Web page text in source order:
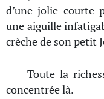
d’une jolie courte-
une aiguille
crèche de son petit
Toute la
concentrée là.